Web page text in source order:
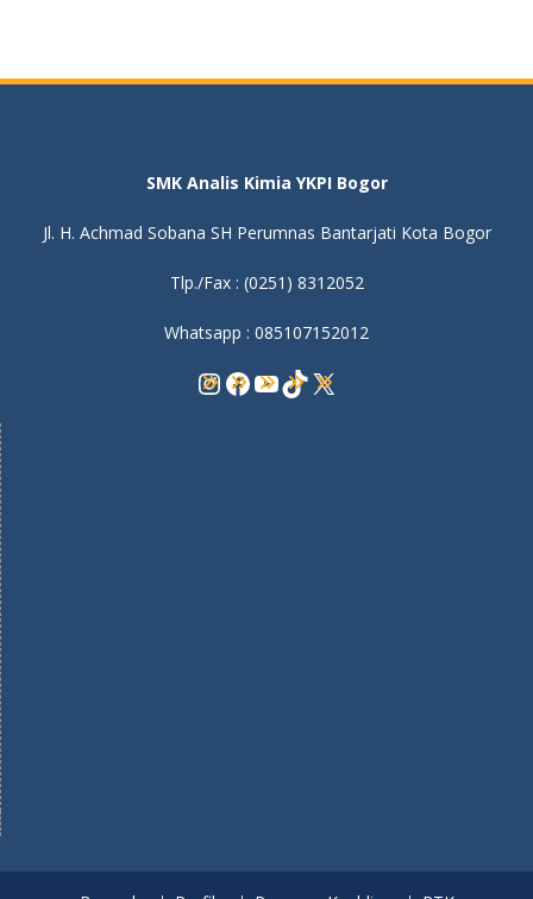
SMK Analis Kimia YKPI Bogor
Jl. H. Achmad Sobana SH Perumnas Bantarjati Kota Bogor
Tlp./Fax : (0251) 8312052
Whatsapp : 085107152012
Instagram
Facebook
YouTube
TikTok
X